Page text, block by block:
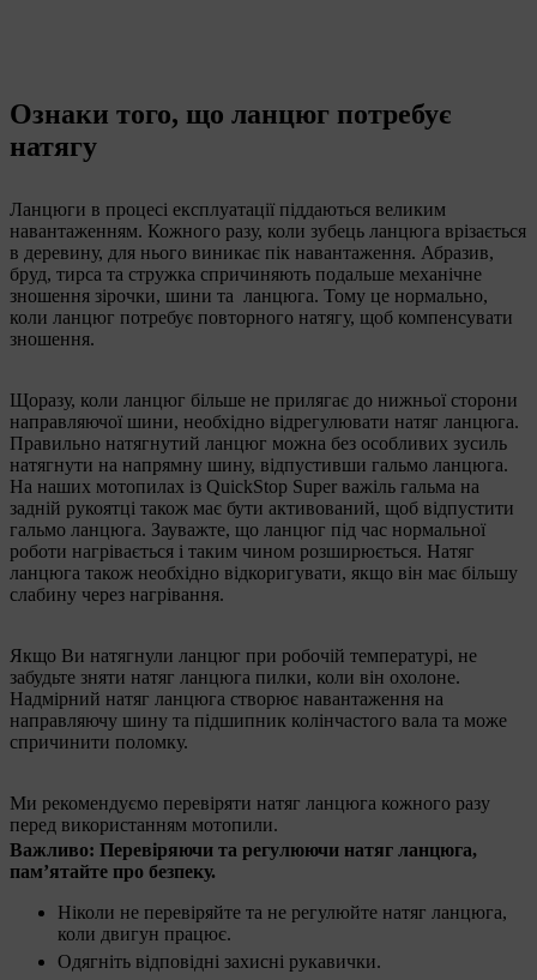
Ознаки того, що ланцюг потребує
натягу
Ланцюги в процесі експлуатації піддаються великим
навантаженням. Кожного разу, коли зубець ланцюга врізається
в деревину, для нього виникає пік навантаження. Абразив,
бруд, тирса та стружка спричиняють подальше механічне
зношення зірочки, шини та ланцюга. Тому це нормально,
коли ланцюг потребує повторного натягу, щоб компенсувати
зношення.
Щоразу, коли ланцюг більше не прилягає до нижньої сторони
направляючої шини, необхідно відрегулювати натяг ланцюга.
Правильно натягнутий ланцюг можна без особливих зусиль
натягнути на напрямну шину, відпустивши гальмо ланцюга.
На наших мотопилах із QuickStop Super важіль гальма на
задній рукоятці також має бути активований, щоб відпустити
гальмо ланцюга. Зауважте, що ланцюг під час нормальної
роботи нагрівається і таким чином розширюється. Натяг
ланцюга також необхідно відкоригувати, якщо він має більшу
слабину через нагрівання.
Якщо Ви натягнули ланцюг при робочій температурі, не
забудьте зняти натяг ланцюга пилки, коли він охолоне.
Надмірний натяг ланцюга створює навантаження на
направляючу шину та підшипник колінчастого вала та може
спричинити поломку.
Ми рекомендуємо перевіряти натяг ланцюга кожного разу
перед використанням мотопили.
Важливо: Перевіряючи та регулюючи натяг ланцюга,
пам’ятайте про безпеку.
Ніколи не перевіряйте та не регулюйте натяг ланцюга,
коли двигун працює.
Одягніть відповідні захисні рукавички.